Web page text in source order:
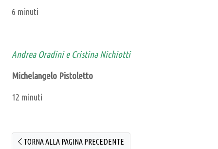
6 minuti
Andrea Oradini e Cristina Nichiotti
Michelangelo Pistoletto
12 minuti
TORNA ALLA PAGINA PRECEDENTE